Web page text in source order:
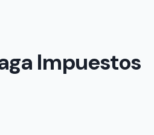
Impuestos